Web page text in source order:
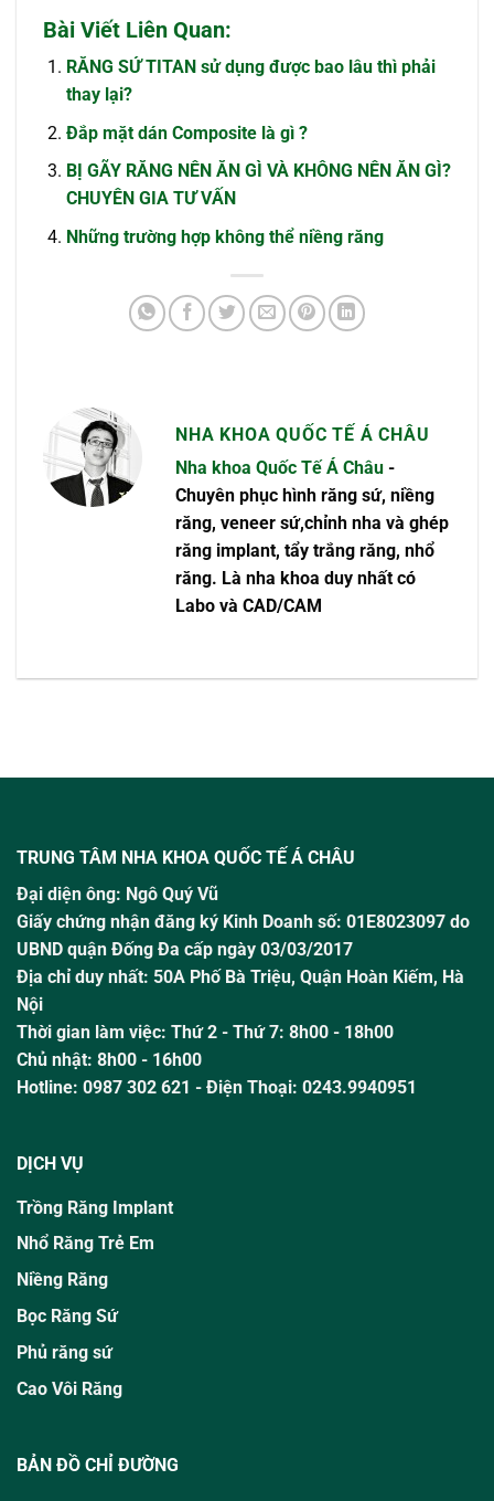
Bài Viết Liên Quan:
RĂNG SỨ TITAN sử dụng được bao lâu thì phải
thay lại?
Đắp mặt dán Composite là gì ?
BỊ GÃY RĂNG NÊN ĂN GÌ VÀ KHÔNG NÊN ĂN GÌ?
CHUYÊN GIA TƯ VẤN
Những trường hợp không thể niềng răng
NHA KHOA QUỐC TẾ Á CHÂU
Nha khoa Quốc Tế Á Châu -
Chuyên phục hình răng sứ, niềng
răng, veneer sứ,chỉnh nha và ghép
răng implant, tẩy trắng răng, nhổ
răng. Là nha khoa duy nhất có
Labo và CAD/CAM
TRUNG TÂM NHA KHOA QUỐC TẾ Á CHÂU
Đại diện ông: Ngô Quý Vũ
Giấy chứng nhận đăng ký Kinh Doanh số: 01E8023097 do
UBND quận Đống Đa cấp ngày 03/03/2017
Địa chỉ duy nhất: 50A Phố Bà Triệu, Quận Hoàn Kiếm, Hà
Nội
Thời gian làm việc: Thứ 2 - Thứ 7: 8h00 - 18h00
Chủ nhật: 8h00 - 16h00
Hotline: 0987 302 621 - Điện Thoại: 0243.9940951
DỊCH VỤ
Trồng Răng Implant
Nhổ Răng Trẻ Em
Niềng Răng
Bọc Răng Sứ
Phủ răng sứ
Cao Vôi Răng
BẢN ĐỒ CHỈ ĐƯỜNG